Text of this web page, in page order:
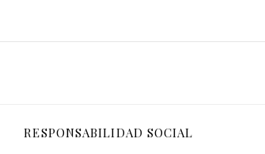
RESPONSABILIDAD SOCIAL